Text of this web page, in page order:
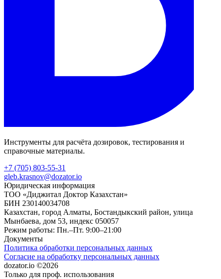
Инструменты для расчёта дозировок, тестирования и
справочные материалы.
+7 (705) 803-55-31
gleb.krasnov@dozator.io
Юридическая информация
ТОО «Диджитал Доктор Казахстан»
БИН 230140034708
Казахстан, город Алматы, Бостандыкский район, улица
Мынбаева, дом 53, индекс 050057
Режим работы: Пн.–Пт. 9:00–21:00
Документы
Политика обработки персональных данных
Согласие на обработку персональных данных
dozator.io ©2026
Только для проф. использования